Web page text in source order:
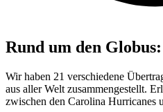
Rund um den
Wir haben 21 verschiedene
aus aller Welt zusammengestellt.
zwischen den Carolina Hurricanes